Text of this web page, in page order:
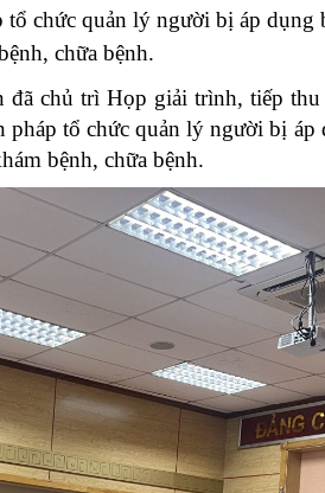
nghị quản lý
viện Châu Á
lịch Y tế
trình chăm
sức khỏe
Vì lá phổi
khỏe Việt
Đái tháo
đường
Phòng chống
đột quỵ
tổ chức quản lý người bị áp dụng
chữa bệnh.
đã chủ trì Họp giải trình, tiếp thu
tổ chức quản lý người bị áp
bệnh, chữa bệnh.